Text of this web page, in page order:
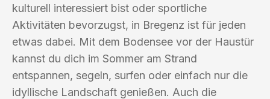
kulturell interessiert bist oder sportliche
Aktivitäten bevorzugst, in Bregenz ist für jeden
etwas dabei. Mit dem Bodensee vor der Haustür
kannst du dich im Sommer am Strand
entspannen, segeln, surfen oder einfach nur die
idyllische Landschaft genießen. Auch die